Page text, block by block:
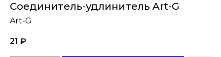
Соединитель-удлинитель Art-G
Art-G
21 ₽